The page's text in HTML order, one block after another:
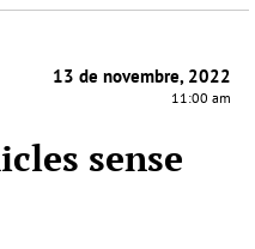
13 de novembre, 2022
11:00 am
sense